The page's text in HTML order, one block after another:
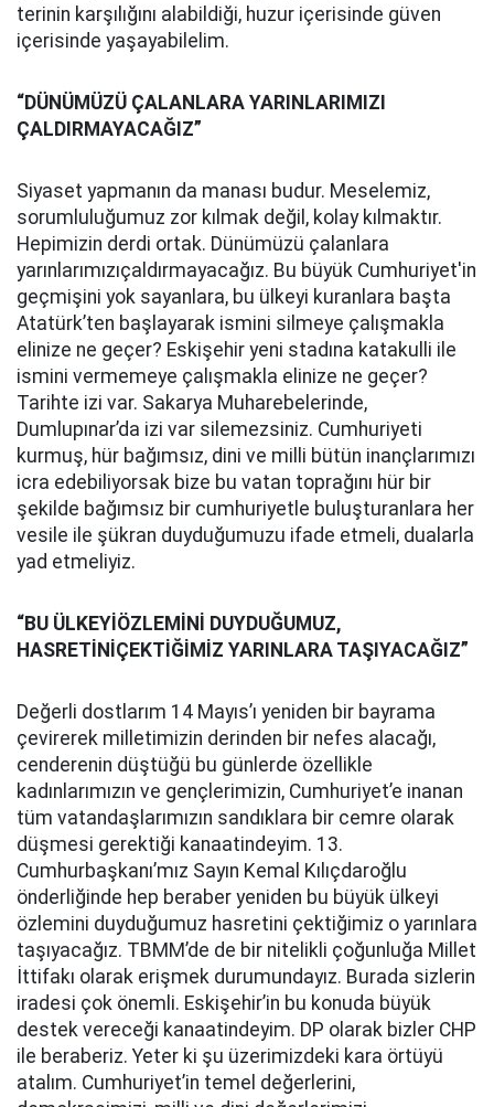
terinin karşılığını alabildiği, huzur içerisinde güven
içerisinde yaşayabilelim.
“DÜNÜMÜZÜ ÇALANLARA YARINLARIMIZI
ÇALDIRMAYACAĞIZ”
Siyaset yapmanın da manası budur. Meselemiz,
sorumluluğumuz zor kılmak değil, kolay kılmaktır.
Hepimizin derdi ortak. Dünümüzü çalanlara
yarınlarımızıçaldırmayacağız. Bu büyük Cumhuriyet'in
geçmişini yok sayanlara, bu ülkeyi kuranlara başta
Atatürk’ten başlayarak ismini silmeye çalışmakla
elinize ne geçer? Eskişehir yeni stadına katakulli ile
ismini vermemeye çalışmakla elinize ne geçer?
Tarihte izi var. Sakarya Muharebelerinde,
Dumlupınar’da izi var silemezsiniz. Cumhuriyeti
kurmuş, hür bağımsız, dini ve milli bütün inançlarımızı
icra edebiliyorsak bize bu vatan toprağını hür bir
şekilde bağımsız bir cumhuriyetle buluşturanlara her
vesile ile şükran duyduğumuzu ifade etmeli, dualarla
yad etmeliyiz.
“BU ÜLKEYİÖZLEMİNİ DUYDUĞUMUZ,
HASRETİNİÇEKTİĞİMİZ YARINLARA TAŞIYACAĞIZ”
Değerli dostlarım 14 Mayıs’ı yeniden bir bayrama
çevirerek milletimizin derinden bir nefes alacağı,
cenderenin düştüğü bu günlerde özellikle
kadınlarımızın ve gençlerimizin, Cumhuriyet’e inanan
tüm vatandaşlarımızın sandıklara bir cemre olarak
düşmesi gerektiği kanaatindeyim. 13.
Cumhurbaşkanı’mız Sayın Kemal Kılıçdaroğlu
önderliğinde hep beraber yeniden bu büyük ülkeyi
özlemini duyduğumuz hasretini çektiğimiz o yarınlara
taşıyacağız. TBMM’de de bir nitelikli çoğunluğa Millet
İttifakı olarak erişmek durumundayız. Burada sizlerin
iradesi çok önemli. Eskişehir’in bu konuda büyük
destek vereceği kanaatindeyim. DP olarak bizler CHP
ile beraberiz. Yeter ki şu üzerimizdeki kara örtüyü
atalım. Cumhuriyet’in temel değerlerini,